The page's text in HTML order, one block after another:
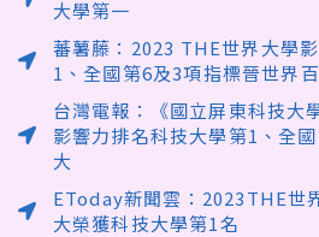
大學第一
蕃薯藤：2023 THE世界大學
1、全國第6及3項指標晉世界
台灣電報：《國立屏東科技大
影響力排名科技大學第1、全
大
EToday新聞雲：2023THE世
大榮獲科技大學第1名